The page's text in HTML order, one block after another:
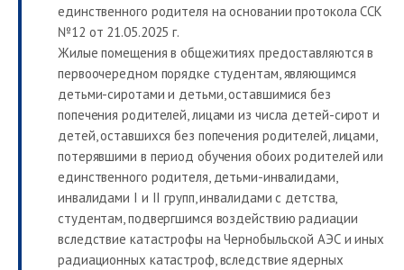
единственного родителя на основании протокола ССК
№12 от 21.05.2025 г.
Жилые помещения в общежитиях предоставляются в
первоочередном порядке студентам, являющимся
детьми-сиротами и детьми, оставшимися без
попечения родителей, лицами из числа детей-сирот и
детей, оставшихся без попечения родителей, лицами,
потерявшими в период обучения обоих родителей или
единственного родителя, детьми-инвалидами,
инвалидами I и II групп, инвалидами с детства,
студентам, подвергшимся воздействию радиации
вследствие катастрофы на Чернобыльской АЭС и иных
радиационных катастроф, вследствие ядерных